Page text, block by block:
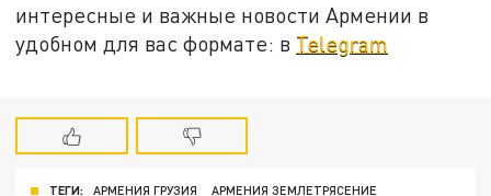
интересные и важные новости Армении в
удобном для вас формате: в Telegram
ТЕГИ: АРМЕНИЯ ГРУЗИЯ
АРМЕНИЯ ЗЕМЛЕТРЯСЕНИЕ